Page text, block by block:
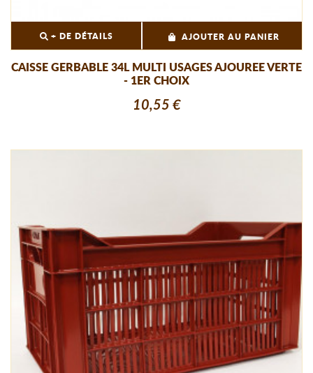
+ DE DÉTAILS AJOUTER AU PANIER
CAISSE GERBABLE 34L MULTI USAGES AJOUREE VERTE
- 1ER CHOIX
10,55 €